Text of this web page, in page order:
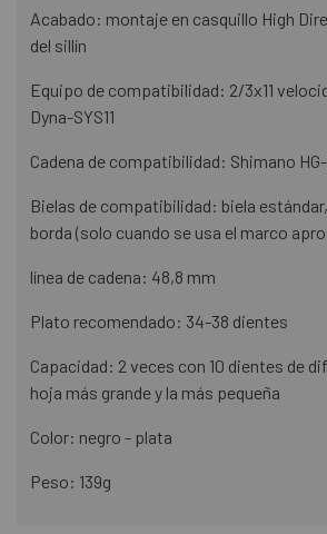
Acabado: montaje en casquillo High
del sillín
Equipo de compatibilidad: 2/3x11
Dyna-SYS11
Cadena de compatibilidad: Shimano HG-
Bielas de compatibilidad: biela
borda (solo cuando se usa el marco
línea de cadena: 48,8 mm
Plato recomendado: 34-38 dientes
Capacidad: 2 veces con 10 dientes de
hoja más grande y la más pequeña
Color: negro - plata
Peso: 139g